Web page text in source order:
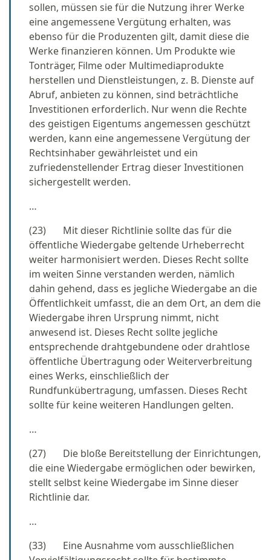
sollen, müssen sie für die Nutzung ihrer Werke
eine angemessene Vergütung erhalten, was
ebenso für die Produzenten gilt, damit diese die
Werke finanzieren können. Um Produkte wie
Tonträger, Filme oder Multimediaprodukte
herstellen und Dienstleistungen, z. B. Dienste auf
Abruf, anbieten zu können, sind beträchtliche
Investitionen erforderlich. Nur wenn die Rechte
des geistigen Eigentums angemessen geschützt
werden, kann eine angemessene Vergütung der
Rechtsinhaber gewährleistet und ein
zufriedenstellender Ertrag dieser Investitionen
sichergestellt werden.
…
(23) Mit dieser Richtlinie sollte das für die
öffentliche Wiedergabe geltende Urheberrecht
weiter harmonisiert werden. Dieses Recht sollte
im weiten Sinne verstanden werden, nämlich
dahin gehend, dass es jegliche Wiedergabe an die
Öffentlichkeit umfasst, die an dem Ort, an dem die
Wiedergabe ihren Ursprung nimmt, nicht
anwesend ist. Dieses Recht sollte jegliche
entsprechende drahtgebundene oder drahtlose
öffentliche Übertragung oder Weiterverbreitung
eines Werks, einschließlich der
Rundfunkübertragung, umfassen. Dieses Recht
sollte für keine weiteren Handlungen gelten.
…
(27) Die bloße Bereitstellung der Einrichtungen,
die eine Wiedergabe ermöglichen oder bewirken,
stellt selbst keine Wiedergabe im Sinne dieser
Richtlinie dar.
…
(33) Eine Ausnahme vom ausschließlichen